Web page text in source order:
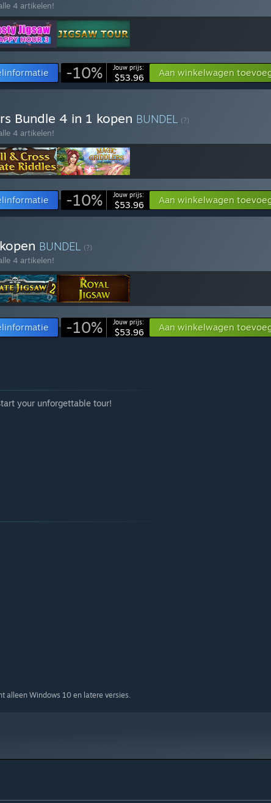
4 artikelen!
-10% Jouw prijs:
$53.96 Aan winkelwagen
Bundle 4 in 1 kopen BUNDEL (?)
4 artikelen!
-10% Jouw prijs:
$53.96 Aan winkelwagen
BUNDEL (?)
4 artikelen!
-10% Jouw prijs:
$53.96 Aan winkelwagen
your unforgettable tour!
alleen Windows 10 en latere versies.